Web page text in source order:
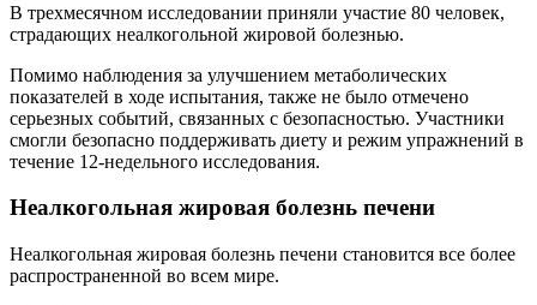
В трехмесячном исследовании приняли участие 80 человек,
страдающих неалкогольной жировой болезнью.
Помимо наблюдения за улучшением метаболических
показателей в ходе испытания, также не было отмечено
серьезных событий, связанных с безопасностью. Участники
смогли безопасно поддерживать диету и режим упражнений в
течение 12-недельного исследования.
Неалкогольная жировая болезнь печени
Неалкогольная жировая болезнь печени становится все более
распространенной во всем мире.